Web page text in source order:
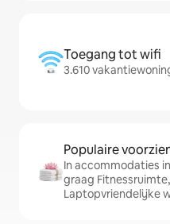
Toegang tot wifi
3.610
Populaire
In accommodaties
graag
Laptopvriendelijke